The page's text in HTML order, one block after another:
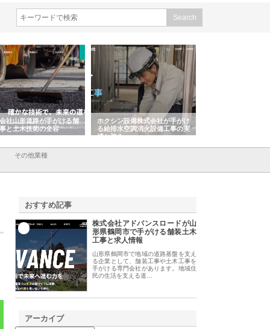
クシン設備株式会社が手がけ
給排水空調消火設備工事の実
と強み
株式会社東京シー・エム・シー
のGISインフラ管理システム導
入メリット
その他業種
おすすめ記事
株式会社アドバンスロードが山
形県鶴岡市で手がける舗装土木
工事と求人情報
山形県鶴岡市で地域の道路基盤を支え
る企業として、舗装工事や土木工事を
手がける専門会社があります。地域住
民の生活を支える道…
アーカイブ